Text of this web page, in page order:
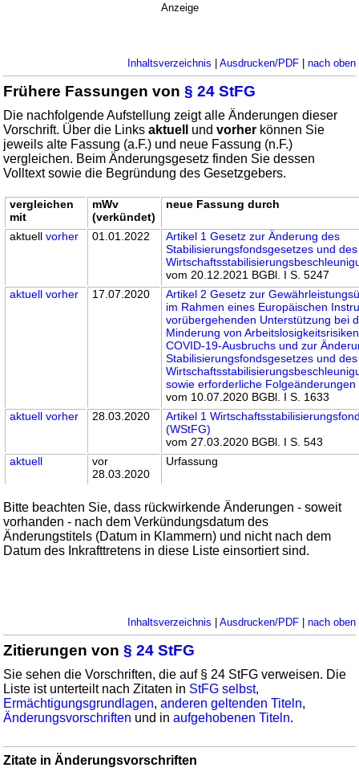
Anzeige
Inhaltsverzeichnis | Ausdrucken/PDF| nach oben
Frühere Fassungen von§ 24 StFG
Die nachfolgende Aufstellung zeigt alle Änderungen dieser
Vorschrift. Über die Linksaktuell undvorher können Sie
jeweils alte Fassung (a.F.) und neue Fassung (n.F.)
vergleichen. Beim Änderungsgesetz finden Sie dessen
Volltext sowie die Begründung des Gesetzgebers.
vergleichen
mit
mWv
(verkündet)
neue Fassung durch
aktuellvorher 01.01.2022
Artikel 1 Gesetz zur Änderung des
Stabilisierungsfondsgesetzes und des
vom 20.12.2021 BGBl. I S. 5247
aktuell vorher 17.07.2020
Artikel 2 Gesetz zur
im Rahmen eines Europäischen
vorübergehenden Unterstützung bei
Minderung von
COVID-19-Ausbruchs und zur
Stabilisierungsfondsgesetzes und des
sowie erforderliche Folgeänderungen
vom 10.07.2020 BGBl. I S. 1633
aktuell vorher 28.03.2020
Artikel 1
(WStFG)
vom 27.03.2020 BGBl. I S. 543
aktuell
vor
28.03.2020
Urfassung
Bitte beachten Sie, dass rückwirkende Änderungen - soweit
vorhanden - nach dem Verkündungsdatum des
Änderungstitels (Datum in Klammern) und nicht nach dem
Datum des Inkrafttretens in diese Liste einsortiert sind.
Inhaltsverzeichnis | Ausdrucken/PDF| nach oben
Zitierungen von§ 24 StFG
Sie sehen die Vorschriften, die auf § 24 StFG verweisen. Die
Liste ist unterteilt nach Zitaten in StFG selbst,
Ermächtigungsgrundlagen,anderen geltenden Titeln,
Änderungsvorschriften und inaufgehobenen Titeln.
Zitate in Änderungsvorschriften